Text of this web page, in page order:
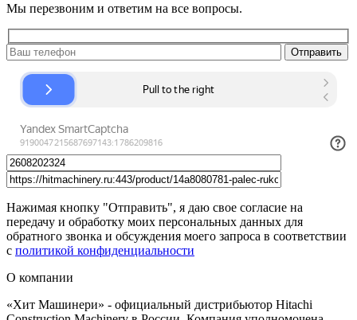
Мы перезвоним и ответим на все вопросы.
Нажимая кнопку "Отправить", я даю свое согласие на
передачу и обработку моих персональных данных для
обратного звонка и обсуждения моего запроса в соответствии
с политикой конфиденциальности
О компании
«Хит Машинери» - официальный дистрибьютор Hitachi